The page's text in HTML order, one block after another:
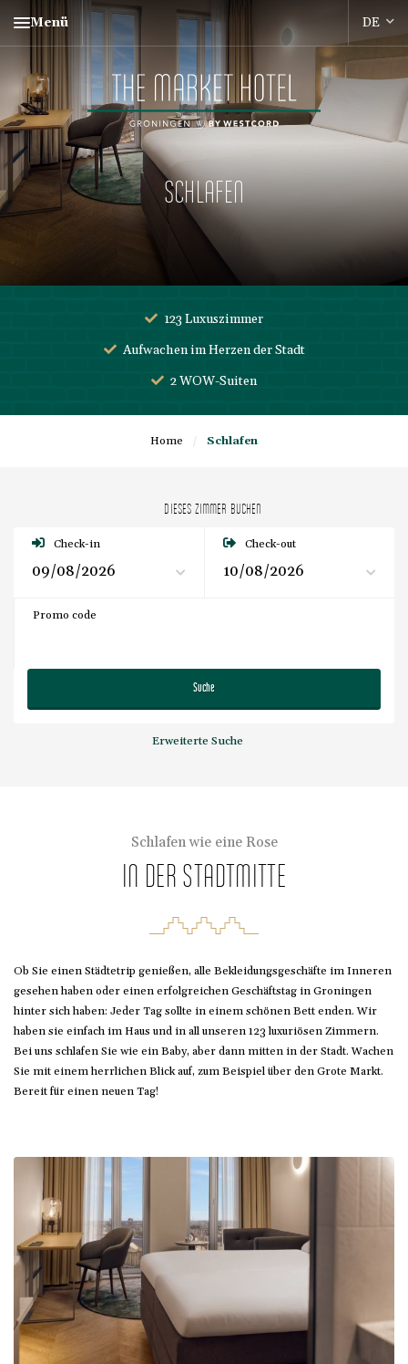
Menü
SCHLAFEN
123 Luxuszimmer
Aufwachen im Herzen der Stadt
2 WOW-Suiten
Home / Schlafen
DIESES ZIMMER BUCHEN
Check-in Check-out
Promo code
Suche
Erweiterte Suche
Schlafen wie eine Rose
IN DER STADTMITTE
Ob Sie einen Städtetrip genießen, alle Bekleidungsgeschäfte im Inneren
gesehen haben oder einen erfolgreichen Geschäftstag in Groningen
hinter sich haben: Jeder Tag sollte in einem schönen Bett enden. Wir
haben sie einfach im Haus und in all unseren 123 luxuriösen Zimmern.
Bei uns schlafen Sie wie ein Baby, aber dann mitten in der Stadt. Wachen
Sie mit einem herrlichen Blick auf, zum Beispiel über den Grote Markt.
Bereit für einen neuen Tag!